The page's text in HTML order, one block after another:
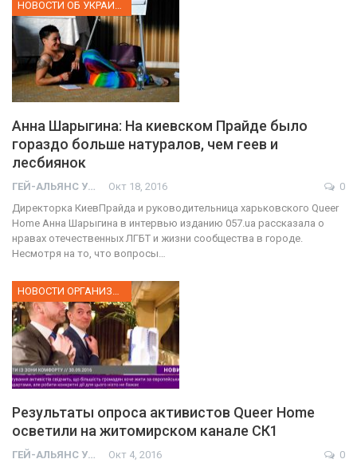
Анна Шарыгина: На киевском Прайде было
гораздо больше натуралов, чем геев и
лесбиянок
ГЕЙ-АЛЬЯНС УКРАИНА Окт 18, 2016
0
Директорка КиевПрайда и руководительница харьковского Queer
Home Анна Шарыгина в интервью изданию 057.ua рассказала о
нравах отечественных ЛГБТ и жизни сообщества в городе.
Несмотря на то, что вопросы…
НОВОСТИ ОРГАНИЗАЦИИ
Результаты опроса активистов Queer Home
осветили на житомирском канале СК1
ГЕЙ-АЛЬЯНС УКРАИНА Окт 4, 2016
0